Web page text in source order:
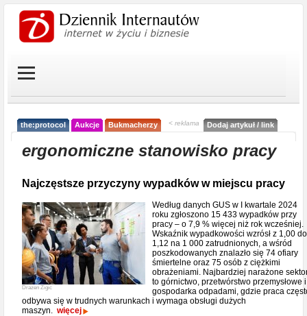
the:protocol Aukcje Bukmacherzy < reklama Dodaj artykuł / link
ergonomiczne stanowisko pracy
Najczęstsze przyczyny wypadków w miejscu pracy
Drazen Zigic
Według danych GUS w I kwartale 2024
roku zgłoszono 15 433 wypadków przy
pracy – o 7,9 % więcej niż rok wcześniej.
Wskaźnik wypadkowości wzrósł z 1,00 do
1,12 na 1 000 zatrudnionych, a wśród
poszkodowanych znalazło się 74 ofiary
śmiertelne oraz 75 osób z ciężkimi
obrażeniami. Najbardziej narażone
to górnictwo, przetwórstwo przemysłowe i
gospodarka odpadami, gdzie praca
odbywa się w trudnych warunkach i wymaga obsługi dużych
maszyn. więcej